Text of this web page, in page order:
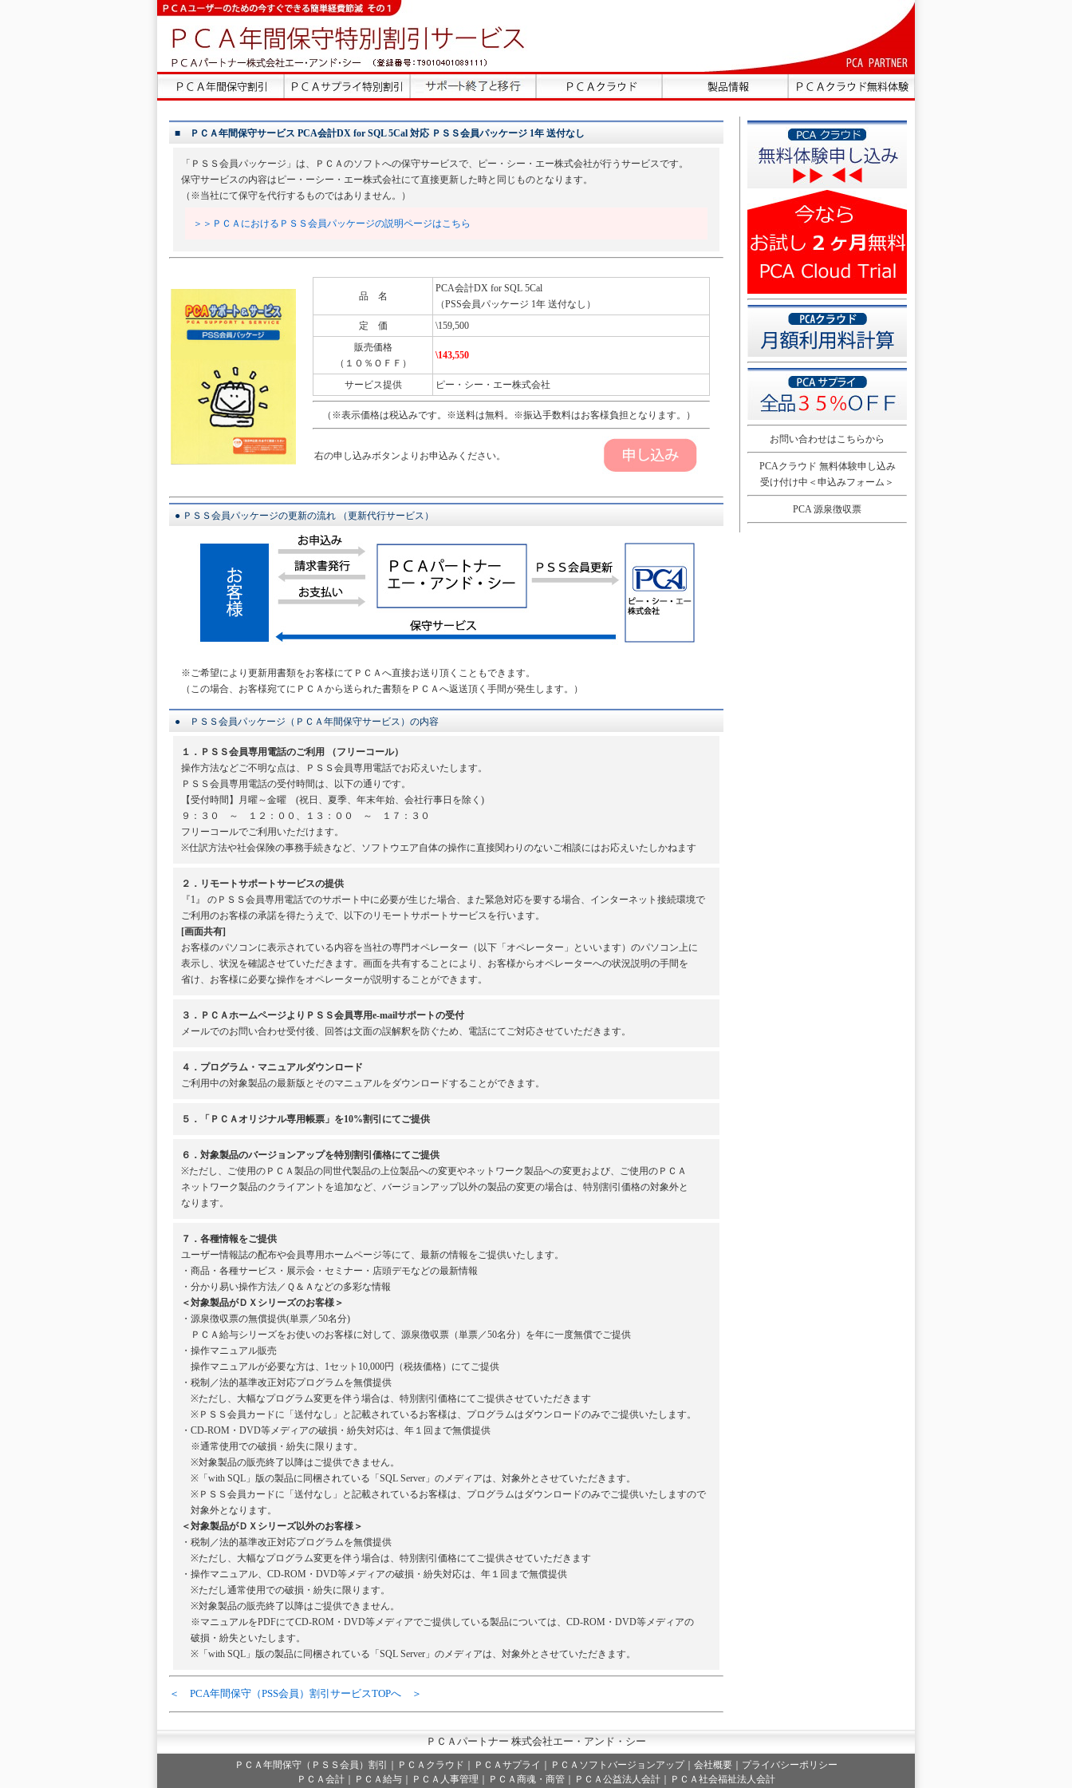
お問い合わせはこちらから
PCAクラウド 無料体験申し込み
受け付け中＜申込みフォーム＞
PCA 源泉徴収票
■ ＰＣＡ年間保守サービス PCA会計DX for SQL 5Cal 対応 ＰＳＳ会員パッケージ 1年 送付なし
「ＰＳＳ会員パッケージ」は、ＰＣＡのソフトへの保守サービスで、ピー・シー・エー株式会社が行うサービスです。
保守サービスの内容はピー・ーシー・エー株式会社にて直接更新した時と同じものとなります。
（※当社にて保守を代行するものではありません。）
＞＞ＰＣＡにおけるＰＳＳ会員パッケージの説明ページはこちら
品 名
PCA会計DX for SQL 5Cal
（PSS会員パッケージ 1年 送付なし）
定 価
\159,500
販売価格
（１０％ＯＦＦ）
\143,550
サービス提供 ピー・シー・エー株式会社
（※表示価格は税込みです。※送料は無料。※振込手数料はお客様負担となります。）
右の申し込みボタンよりお申込みください。
● ＰＳＳ会員パッケージの更新の流れ （更新代行サービス）
※ご希望により更新用書類をお客様にてＰＣＡへ直接お送り頂くこともできます。
（この場合、お客様宛てにＰＣＡから送られた書類をＰＣＡへ返送頂く手間が発生します。）
● ＰＳＳ会員パッケージ（ＰＣＡ年間保守サービス）の内容
１．ＰＳＳ会員専用電話のご利用 （フリーコール）
操作方法などご不明な点は、ＰＳＳ会員専用電話でお応えいたします。
ＰＳＳ会員専用電話の受付時間は、以下の通りです。
【受付時間】月曜～金曜 (祝日、夏季、年末年始、会社行事日を除く)
９：３０ ～ １２：００、１３：００ ～ １７：３０
フリーコールでご利用いただけます。
※仕訳方法や社会保険の事務手続きなど、ソフトウエア自体の操作に直接関わりのないご相談にはお応えいたしかねます
２．リモートサポートサービスの提供
『1』 のＰＳＳ会員専用電話でのサポート中に必要が生じた場合、また緊急対応を要する場合、インターネット接続環境で
ご利用のお客様の承諾を得たうえで、以下のリモートサポートサービスを行います。
[画面共有]
お客様のパソコンに表示されている内容を当社の専門オペレーター（以下「オペレーター」といいます）のパソコン上に
表示し、状況を確認させていただきます。画面を共有することにより、お客様からオペレーターへの状況説明の手間を
省け、お客様に必要な操作をオペレーターが説明することができます。
３．ＰＣＡホームページよりＰＳＳ会員専用e-mailサポートの受付
メールでのお問い合わせ受付後、回答は文面の誤解釈を防ぐため、電話にてご対応させていただきます。
４．プログラム・マニュアルダウンロード
ご利用中の対象製品の最新版とそのマニュアルをダウンロードすることができます。
５．「ＰＣＡオリジナル専用帳票」を10%割引にてご提供
６．対象製品のバージョンアップを特別割引価格にてご提供
※ただし、ご使用のＰＣＡ製品の同世代製品の上位製品への変更やネットワーク製品への変更および、ご使用のＰＣＡ
ネットワーク製品のクライアントを追加など、バージョンアップ以外の製品の変更の場合は、特別割引価格の対象外と
なります。
７．各種情報をご提供
ユーザー情報誌の配布や会員専用ホームページ等にて、最新の情報をご提供いたします。
・商品・各種サービス・展示会・セミナー・店頭デモなどの最新情報
・分かり易い操作方法／Ｑ＆Ａなどの多彩な情報
＜対象製品がＤＸシリーズのお客様＞
・源泉徴収票の無償提供(単票／50名分)
ＰＣＡ給与シリーズをお使いのお客様に対して、源泉徴収票（単票／50名分）を年に一度無償でご提供
・操作マニュアル販売
操作マニュアルが必要な方は、1セット10,000円（税抜価格）にてご提供
・税制／法的基準改正対応プログラムを無償提供
※ただし、大幅なプログラム変更を伴う場合は、特別割引価格にてご提供させていただきます
※ＰＳＳ会員カードに「送付なし」と記載されているお客様は、プログラムはダウンロードのみでご提供いたします。
・CD-ROM・DVD等メディアの破損・紛失対応は、年１回まで無償提供
※通常使用での破損・紛失に限ります。
※対象製品の販売終了以降はご提供できません。
※「with SQL」版の製品に同梱されている「SQL Server」のメディアは、対象外とさせていただきます。
※ＰＳＳ会員カードに「送付なし」と記載されているお客様は、プログラムはダウンロードのみでご提供いたしますので
対象外となります。
＜対象製品がＤＸシリーズ以外のお客様＞
・税制／法的基準改正対応プログラムを無償提供
※ただし、大幅なプログラム変更を伴う場合は、特別割引価格にてご提供させていただきます
・操作マニュアル、CD-ROM・DVD等メディアの破損・紛失対応は、年１回まで無償提供
※ただし通常使用での破損・紛失に限ります。
※対象製品の販売終了以降はご提供できません。
※マニュアルをPDFにてCD-ROM・DVD等メディアでご提供している製品については、CD-ROM・DVD等メディアの
破損・紛失といたします。
※「with SQL」版の製品に同梱されている「SQL Server」のメディアは、対象外とさせていただきます。
＜ PCA年間保守（PSS会員）割引サービスTOPへ ＞
ＰＣＡパートナー 株式会社エー・アンド・シー
ＰＣＡ年間保守（ＰＳＳ会員）割引 ＰＣＡクラウド ＰＣＡサプライ ＰＣＡソフトバージョンアップ｜ 会社概要
プライバシーポリシー
ＰＣＡ会計｜ＰＣＡ給与｜ＰＣＡ人事管理｜ＰＣＡ商魂・商管｜ＰＣＡ公益法人会計｜ＰＣＡ社会福祉法人会計